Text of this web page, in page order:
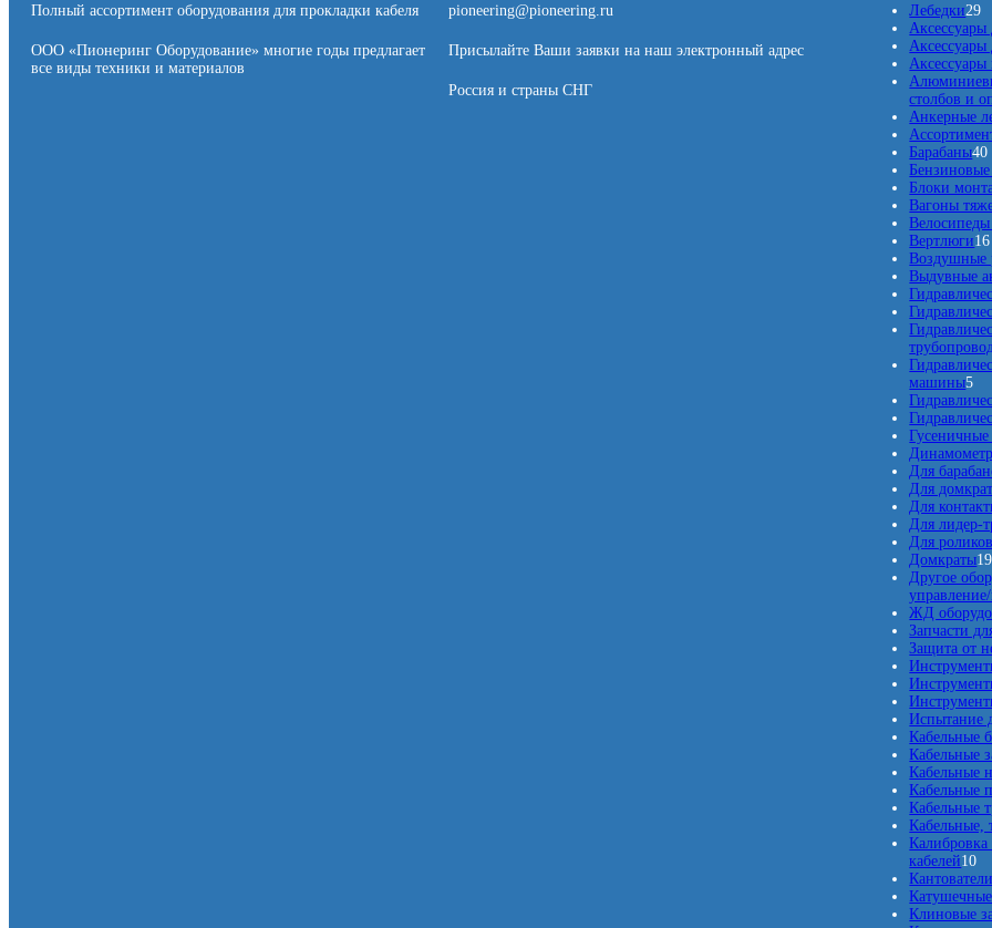
Полный ассортимент оборудования для прокладки кабеля
ООО «Пионеринг Оборудование» многие годы предлагает
все виды техники и материалов
pioneering@pioneering.ru
Присылайте Ваши заявки на наш электронный адрес
Россия и страны СНГ
Лебедки292
9
т
о
в
а
р
о
в
Аксессуары
Аксессуары
столбов и
Анкерные
Барабаны404
в
а
Блоки
Вагоны
Вертлюги161
Воздушные
Выдувные
машины55
т
о
в
а
р
о
в
Для
Для
Для
Для лидер-
Для роликов
Домкраты191
Другое
ЖД
Запчасти
Защита от
Испытание
Кабельные
Кабельные
Кабельные
Кабельные
Кабельные
Кабельные,
Калибровка
кабелей101
0
т
о
Клиновые